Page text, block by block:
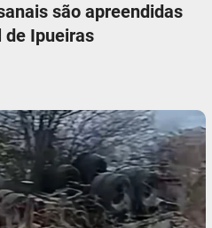
são apreendidas
de Ipueiras